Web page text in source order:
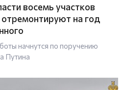
восемь участков
на год
начнутся по поручению
Путина